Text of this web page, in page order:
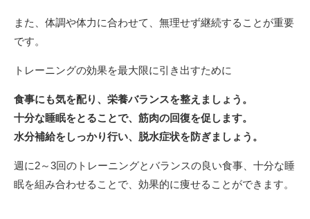
また、体調や体力に合わせて、無理せず継続することが重要
です。
トレーニングの効果を最大限に引き出すために
食事にも気を配り、栄養バランスを整えましょう。
十分な睡眠をとることで、筋肉の回復を促します。
水分補給をしっかり行い、脱水症状を防ぎましょう。
週に2～3回のトレーニングとバランスの良い食事、十分な睡
眠を組み合わせることで、効果的に痩せることができます。